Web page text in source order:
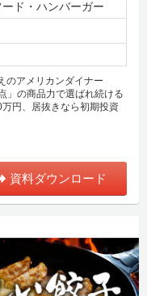
ド・ハンバーガー
のアメリカンダイナー
」の商品力で選ばれ続ける
円、居抜きなら初期投資
資料ダウンロード